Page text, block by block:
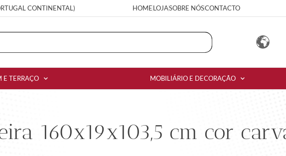
CONTINENTAL) HOMELOJASOBRE NÓSCONTACTO
E TERRAÇO MOBILIÁRIO E DECORAÇÃO
160x19x103,5 cm cor